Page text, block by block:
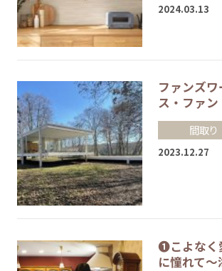
2024.03.13
ファンズ
ス・ファ
間取り
2023.12.27
❶こよなく
に憧れて